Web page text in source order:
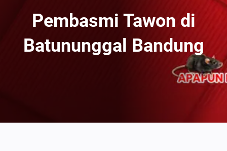
Pembasmi Tawon di
Batununggal Bandung